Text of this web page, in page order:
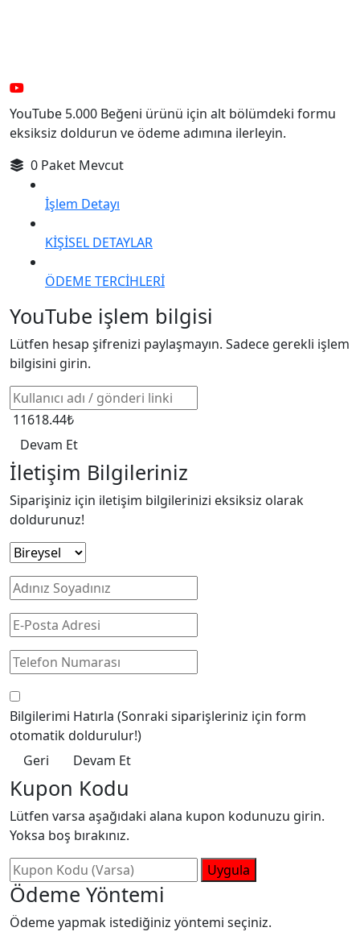
YouTube 5.000 Beğeni ürünü için alt bölümdeki formu
eksiksiz doldurun ve ödeme adımına ilerleyin.
0 Paket Mevcut
İşlem Detayı
KİŞİSEL DETAYLAR
ÖDEME TERCİHLERİ
YouTube işlem bilgisi
Lütfen hesap şifrenizi paylaşmayın. Sadece gerekli işlem
bilgisini girin.
11618.44₺
Devam Et
İletişim Bilgileriniz
Siparişiniz için iletişim bilgilerinizi eksiksiz olarak
doldurunuz!
Bilgilerimi Hatırla (Sonraki siparişleriniz için form
otomatik doldurulur!)
Geri
Devam Et
Kupon Kodu
Lütfen varsa aşağıdaki alana kupon kodunuzu girin.
Yoksa boş bırakınız.
Uygula
Ödeme Yöntemi
Ödeme yapmak istediğiniz yöntemi seçiniz.